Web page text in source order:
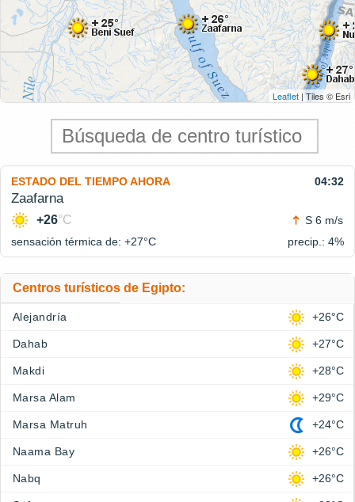
Leaflet | Tiles © Esri
ESTADO DEL TIEMPO AHORA 04:32
Zaafarna
+26°C
S 6 m/s
sensación térmica de: +27°C precip.: 4%
Centros turísticos de Egipto:
Alejandría +26°C
Dahab +27°C
Makdi +28°C
Marsa Alam +29°C
Marsa Matruh +24°C
Naama Bay +26°C
Nabq +26°C